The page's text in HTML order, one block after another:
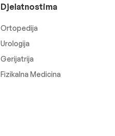
Djelatnostima
Ortopedija
Urologija
Gerijatrija
Fizikalna Medicina